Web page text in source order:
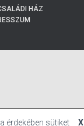
HÁZ
érdekében sütiket X